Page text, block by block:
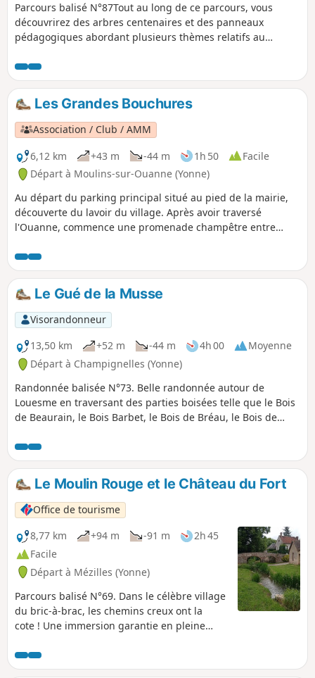
Parcours balisé N°87Tout au long de ce parcours, vous
découvrirez des arbres centenaires et des panneaux
pédagogiques abordant plusieurs thèmes relatifs au
Les Grandes Bouchures
Association / Club / AMM
6,12 km
+43 m -44 m 1h 50
Facile
Départ à Moulins-sur-Ouanne (Yonne)
Au départ du parking principal situé au pied de la mairie,
découverte du lavoir du village. Après avoir traversé
l'Ouanne, commence une promenade champêtre entre
bien ombragés.
Le Gué de la Musse
Visorandonneur
13,50 km
+52 m -44 m 4h 00
Moyenne
Départ à Champignelles (Yonne)
Randonnée balisée N°73. Belle randonnée autour de
Louesme en traversant des parties boisées telle que le Bois
de Beaurain, le Bois Barbet, le Bois de Bréau, le Bois de
d'Annebaude dans son écrin de verdure.
Le Moulin Rouge et le Château du Fort
Office de tourisme
8,77 km
+94 m -91 m
2h 45
Facile
Départ à Mézilles (Yonne)
Parcours balisé N°69. Dans le célèbre village
du bric-à-brac, les chemins creux ont la
cote ! Une immersion garantie en pleine
"Cités de caractères de Bourgogne -
Franche-Comté".